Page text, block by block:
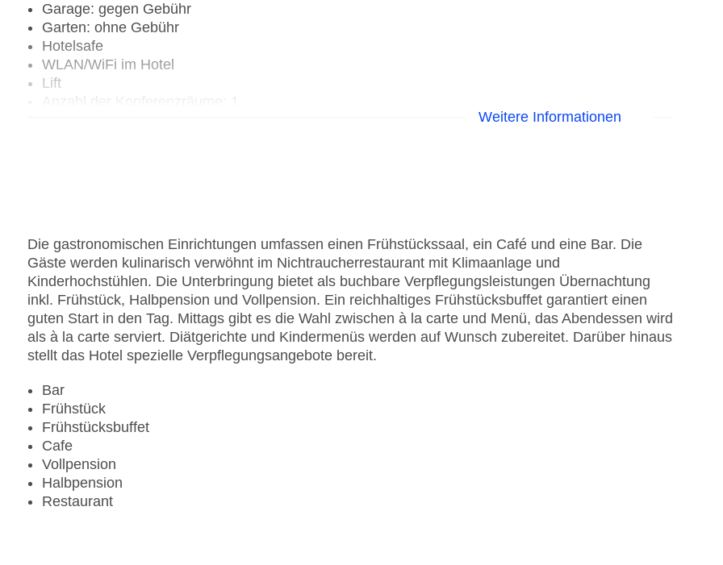
Garage: gegen Gebühr
Garten: ohne Gebühr
Hotelsafe
WLAN/WiFi im Hotel
Lift
Anzahl der Konferenzräume: 1
Zahlungsarten: American Express, Diners Club, EC Maestro, Mastercard, Visa
Landeskategorie: 5 Sterne
Weitere Informationen
Die gastronomischen Einrichtungen umfassen einen Frühstückssaal, ein Café und eine Bar. Die
Gäste werden kulinarisch verwöhnt im Nichtraucherrestaurant mit Klimaanlage und
Kinderhochstühlen. Die Unterbringung bietet als buchbare Verpflegungsleistungen Übernachtung
inkl. Frühstück, Halbpension und Vollpension. Ein reichhaltiges Frühstücksbuffet garantiert einen
guten Start in den Tag. Mittags gibt es die Wahl zwischen à la carte und Menü, das Abendessen wird
als à la carte serviert. Diätgerichte und Kindermenüs werden auf Wunsch zubereitet. Darüber hinaus
stellt das Hotel spezielle Verpflegungsangebote bereit.
Bar
Frühstück
Frühstücksbuffet
Cafe
Vollpension
Halbpension
Restaurant